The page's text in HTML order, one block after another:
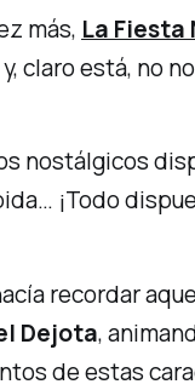
más, La
claro está, no
nostálgicos
¡Todo
recordar
Dejota,
de estas